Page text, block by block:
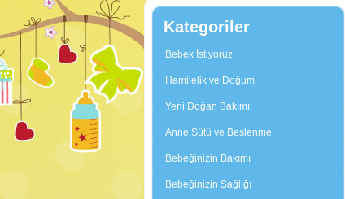
Kategoriler
Bebek İstiyoruz
Hamilelik ve Doğum
Yeni Doğan Bakımı
Anne Sütü ve Beslenme
Bebeğinizin Bakımı
Bebeğinizin Sağlığı